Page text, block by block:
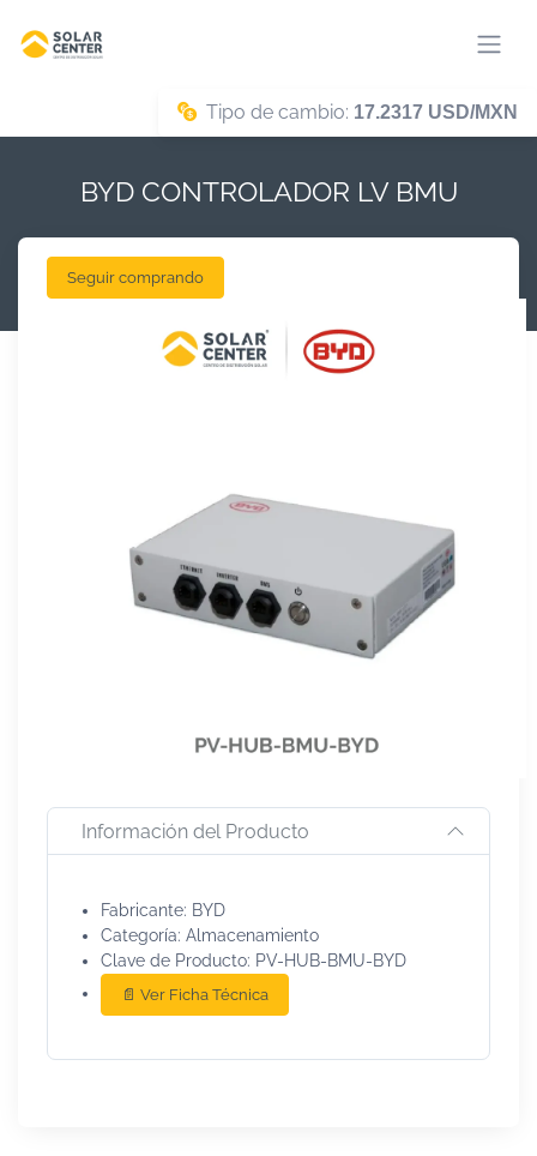
Tipo de cambio: 17.2317 USD/MXN
BYD CONTROLADOR LV BMU
Seguir comprando
Información del Producto
Fabricante: BYD
Categoría: Almacenamiento
Clave de Producto: PV-HUB-BMU-BYD
📄 Ver Ficha Técnica